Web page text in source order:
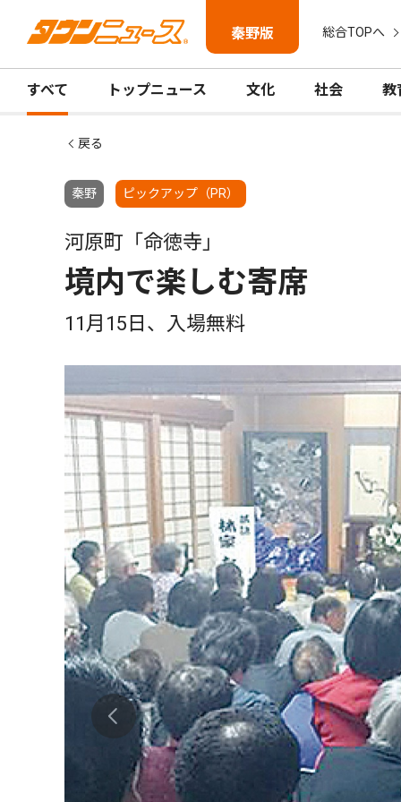
秦野版 総合TOPへ
すべて トップニュース 文化 社会 教
戻る
秦野 ピックアップ（PR）
河原町「命徳寺」
境内で楽しむ寄席
11月15日、入場無料